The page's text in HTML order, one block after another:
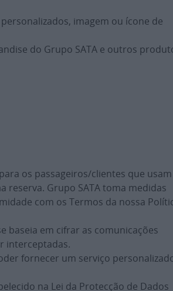
imagem ou ícone de
do Grupo SATA e outros
os passageiros/clientes que usam
reserva. Grupo SATA toma medidas
com os Termos da nossa
baseia em cifrar as comunicações
interceptadas.
fornecer um serviço
na Lei da Protecção de Dados